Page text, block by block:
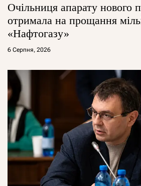
Очільниця апарату нового
отримала на прощання
«Нафтогазу»
6 Серпня, 2026